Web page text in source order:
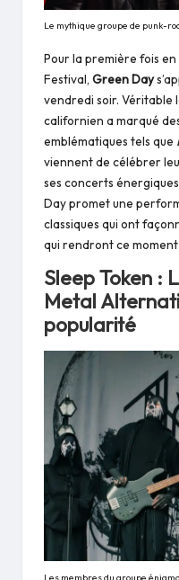
Le mythique groupe de punk-
Pour la première fois
Festival, Green Day
vendredi soir. Véritable
californien a marqué
emblématiques tels que
viennent de célébrer
ses concerts
Day promet une
classiques qui ont
qui rendront ce
Sleep Token :
Metal
popularité